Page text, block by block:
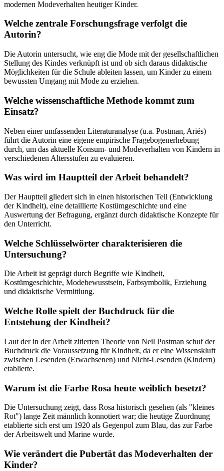
modernen Modeverhalten heutiger Kinder.
Welche zentrale Forschungsfrage verfolgt die
Autorin?
Die Autorin untersucht, wie eng die Mode mit der gesellschaftlichen
Stellung des Kindes verknüpft ist und ob sich daraus didaktische
Möglichkeiten für die Schule ableiten lassen, um Kinder zu einem
bewussten Umgang mit Mode zu erziehen.
Welche wissenschaftliche Methode kommt zum
Einsatz?
Neben einer umfassenden Literaturanalyse (u.a. Postman, Ariés)
führt die Autorin eine eigene empirische Fragebogenerhebung
durch, um das aktuelle Konsum- und Modeverhalten von Kindern in
verschiedenen Altersstufen zu evaluieren.
Was wird im Hauptteil der Arbeit behandelt?
Der Hauptteil gliedert sich in einen historischen Teil (Entwicklung
der Kindheit), eine detaillierte Kostümgeschichte und eine
Auswertung der Befragung, ergänzt durch didaktische Konzepte für
den Unterricht.
Welche Schlüsselwörter charakterisieren die
Untersuchung?
Die Arbeit ist geprägt durch Begriffe wie Kindheit,
Kostümgeschichte, Modebewusstsein, Farbsymbolik, Erziehung
und didaktische Vermittlung.
Welche Rolle spielt der Buchdruck für die
Entstehung der Kindheit?
Laut der in der Arbeit zitierten Theorie von Neil Postman schuf der
Buchdruck die Voraussetzung für Kindheit, da er eine Wissenskluft
zwischen Lesenden (Erwachsenen) und Nicht-Lesenden (Kindern)
etablierte.
Warum ist die Farbe Rosa heute weiblich besetzt?
Die Untersuchung zeigt, dass Rosa historisch gesehen (als "kleines
Rot") lange Zeit männlich konnotiert war; die heutige Zuordnung
etablierte sich erst um 1920 als Gegenpol zum Blau, das zur Farbe
der Arbeitswelt und Marine wurde.
Wie verändert die Pubertät das Modeverhalten der
Kinder?